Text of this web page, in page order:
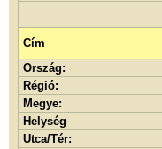
Cím
Ország:
Régió:
Megye:
Helység
Utca/Tér: